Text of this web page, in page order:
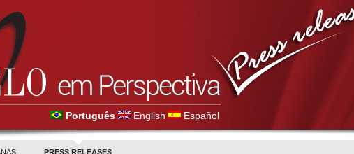
Português English Español
PRESS RELEASES